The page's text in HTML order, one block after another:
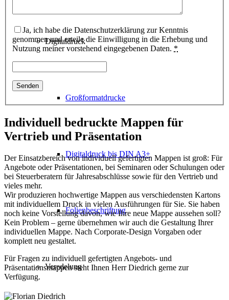
Digitaldruck
Großformatdrucke
Digitaldruck bis DIN A3+
Folienbeschriftung
Veredelung
Ja, ich habe die Datenschutzerklärung zur Kenntnis
genommen und erteile die Einwilligung in die Erhebung und
Nutzung meiner vorstehend eingegebenen Daten. *
Individuell bedruckte Mappen für
Vertrieb und Präsentation
Der Einsatzbereich von individuell gefertigten Mappen ist groß: Für
Angebote oder Präsentationen, bei Seminaren oder Schulungen oder
bei Steuerberatern für Jahresabschlüsse sowie für den Vertrieb und
vieles mehr.
Wir produzieren hochwertige Mappen aus verschiedensten Kartons
mit individuellem Druck in vielen Ausführungen für Sie. Sie haben
noch keine Vorstellung davon, wie Ihre neue Mappe aussehen soll?
Kein Problem – gerne übernehmen wir auch die Gestaltung Ihrer
individuellen Mappe. Nach Corporate-Design Vorgaben oder
komplett neu gestaltet.
Für Fragen zu individuell gefertigten Angebots- und
Präsentationsmappen steht Ihnen Herr Diedrich gerne zur
Verfügung.